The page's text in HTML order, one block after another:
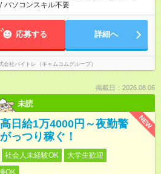
/ パソコンスキル不要
応募する 詳細へ
会社バイトレ（キャムコムグループ）
掲載日：2026.08.06
未読
NEW
日給1万4000円～夜勤警
っつり稼ぐ！
社会人未経験OK
大学生歓迎
OK